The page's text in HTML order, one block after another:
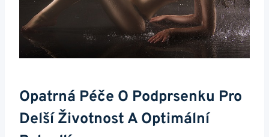
Opatrná Péče O Podprsenku Pro
Delší Životnost A Optimální